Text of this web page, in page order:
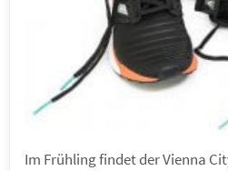
Im Frühling findet der Vienna